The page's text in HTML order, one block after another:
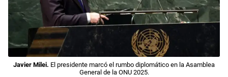
Javier Milei. El presidente marcó el rumbo diplomático en la Asamblea
General de la ONU 2025.